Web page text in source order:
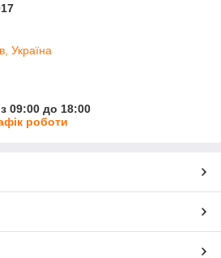
Україна
09:00 до 18:00
роботи